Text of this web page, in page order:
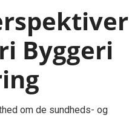
Byggeri
om de sundheds- og